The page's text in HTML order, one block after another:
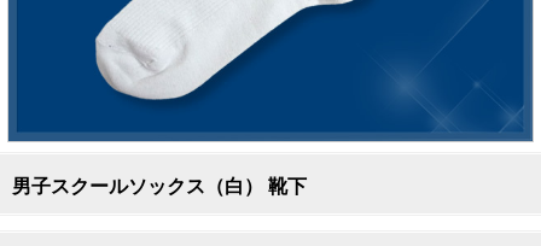
男子スクールソックス（白） 靴下